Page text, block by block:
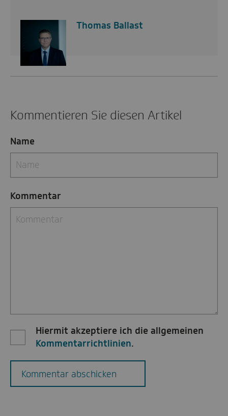
Thomas Ballast
Kommentieren Sie diesen Artikel
Name
Kommentar
Hiermit akzeptiere ich die allgemeinen
Kommentarrichtlinien.
Kommentar abschicken